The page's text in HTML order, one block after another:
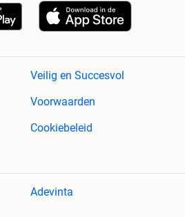
Veilig en Succesvol
Voorwaarden
Cookiebeleid
Adevinta